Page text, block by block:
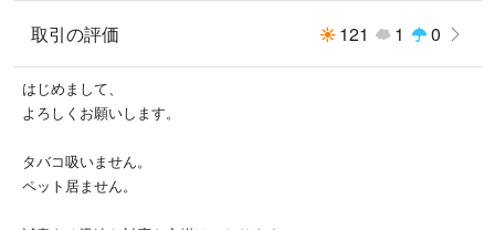
落下防止のためご自身でシリコン製のキャッチに付け替えることをオスス
メします。
取引の評価 121 1 0
はじめまして、
よろしくお願いします。
タバコ吸いません。
ペット居ません。